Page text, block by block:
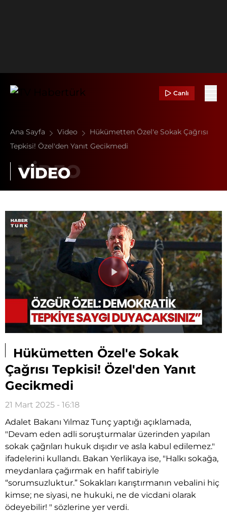
Canlı
Ana Sayfa Video
Hükümetten Özel'e Sokak Çağrısı
Tepkisi! Özel'den Yanıt Gecikmedi
VİDEO
Videoyu
Oynat
Hükümetten Özel'e Sokak
Çağrısı Tepkisi! Özel'den Yanıt
Gecikmedi
21 Mart 2025 - 16:18
Adalet Bakanı Yılmaz Tunç yaptığı açıklamada,
"Devam eden adli soruşturmalar üzerinden yapılan
sokak çağrıları hukuk dışıdır ve asla kabul edilemez."
ifadelerini kullandı. Bakan Yerlikaya ise, "Halkı sokağa,
meydanlara çağırmak en hafif tabiriyle
“sorumsuzluktur.” Sokakları karıştırmanın vebalini hiç
kimse; ne siyasi, ne hukuki, ne de vicdani olarak
ödeyebilir! " sözlerine yer verdi.